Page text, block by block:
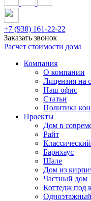
+7 (938) 161-22-22
Заказать звонок
Расчет стоимости дома
Компания
О компании
Лицензия на
Наш офис
Статьи
Политика
Проекты
Дом в
Райт
Классический
Барнхаус
Шале
Дом из
Частный дом
Коттедж под
Одноэтажный